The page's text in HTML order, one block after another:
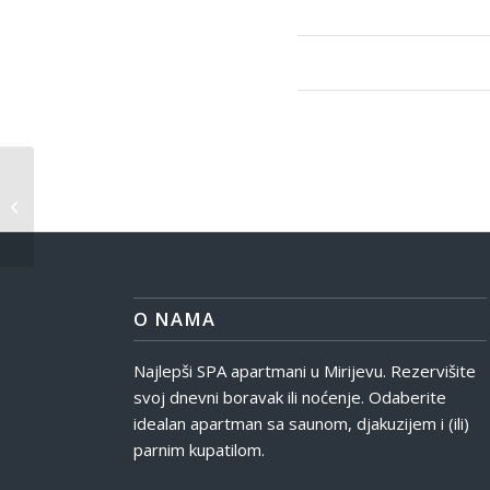
O NAMA
Najlepši SPA apartmani u Mirijevu. Rezervišite
svoj dnevni boravak ili noćenje. Odaberite
idealan apartman sa saunom, djakuzijem i (ili)
parnim kupatilom.